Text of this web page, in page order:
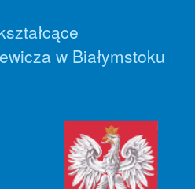
w Białymstoku